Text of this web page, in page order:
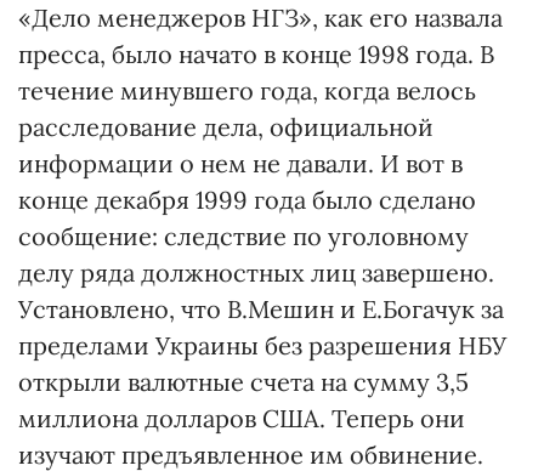
«Дело менеджеров НГЗ», как его назвала
пресса, было начато в конце 1998 года. В
течение минувшего года, когда велось
расследование дела, официальной
информации о нем не давали. И вот в
конце декабря 1999 года было сделано
сообщение: следствие по уголовному
делу ряда должностных лиц завершено.
Установлено, что В.Мешин и Е.Богачук за
пределами Украины без разрешения НБУ
открыли валютные счета на сумму 3,5
миллиона долларов США. Теперь они
изучают предъявленное им обвинение.